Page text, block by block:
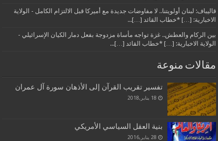
قاليباف: لبنان أولويتنا.. لا مفاوضات جديدة مع أميركا قبل الالتزام الكامل - الولاية
الاخبارية: […] *خطاب القائد […]...
بين الركام والعطش.. غزة تواجه مأساة مزدوجة بفعل دمار الكيان الإسرائيلي -
الولاية الاخبارية: […] *خطاب القائد […]...
مقالات منوعة
تفسير تقريب القرآن إلى الأذهان سورة آل عمران
18 يناير,2018
بنية العقل السياسي الأمريكي
28 يناير,2016